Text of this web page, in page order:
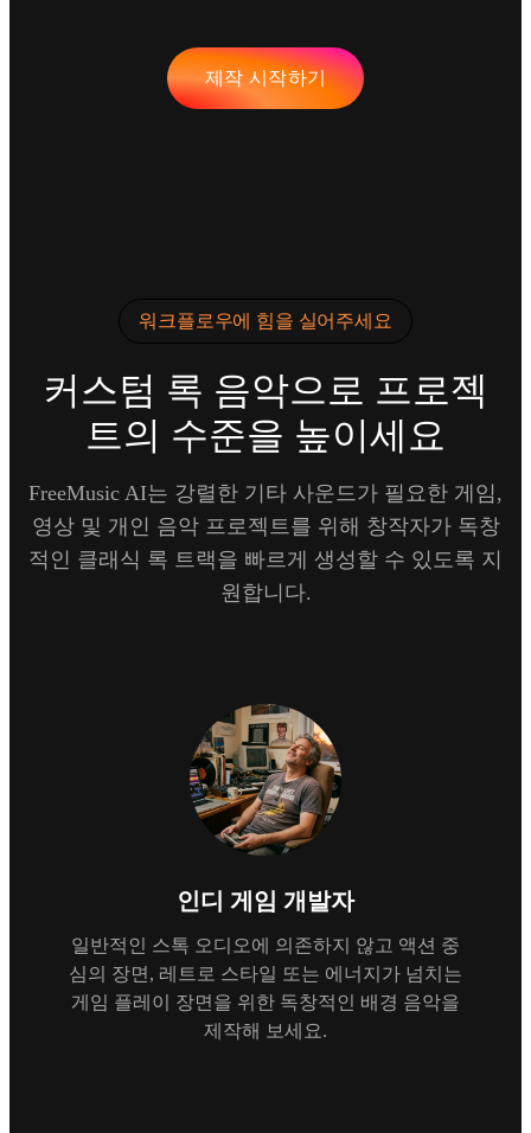
제작 시작하기
워크플로우에 힘을 실어주세요
커스텀 록 음악으로 프로젝
트의 수준을 높이세요
FreeMusic AI는 강렬한 기타 사운드가 필요한 게임,
영상 및 개인 음악 프로젝트를 위해 창작자가 독창
적인 클래식 록 트랙을 빠르게 생성할 수 있도록 지
원합니다.
인디 게임 개발자
일반적인 스톡 오디오에 의존하지 않고 액션 중
심의 장면, 레트로 스타일 또는 에너지가 넘치는
게임 플레이 장면을 위한 독창적인 배경 음악을
제작해 보세요.